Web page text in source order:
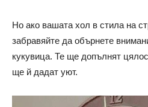
Но ако вашата хол в стила на
забравяйте да обърнете
кукувица. Те ще допълнят
ще й дадат уют.